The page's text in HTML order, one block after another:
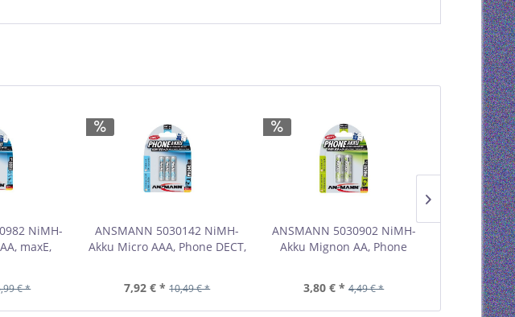
NiMH-
maxE,
€ *
ANSMANN 5030142 NiMH-
Akku Micro AAA, Phone DECT,
7,92 € * 10,49 € *
ANSMANN 5030902 NiMH-
Akku Mignon AA, Phone
3,80 € * 4,49 € *
Akku
DECT,
4,17